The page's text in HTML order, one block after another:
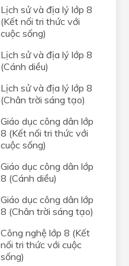
Lịch sử và địa lý lớp 8
(Kết nối tri thức với
cuộc sống)
Lịch sử và địa lý lớp 8
(Cánh diều)
Lịch sử và địa lý lớp 8
(Chân trời sáng tạo)
Giáo dục công dân lớp
8 (Kết nối tri thức với
cuộc sống)
Giáo dục công dân lớp
8 (Cánh diều)
Giáo dục công dân lớp
8 (Chân trời sáng tạo)
Công nghệ lớp 8 (Kết
nối tri thức với cuộc
sống)